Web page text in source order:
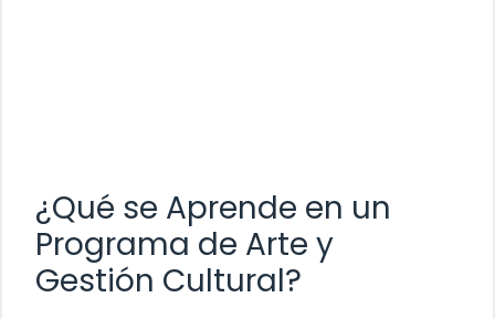
¿Qué se Aprende en un
Programa de Arte y
Gestión Cultural?